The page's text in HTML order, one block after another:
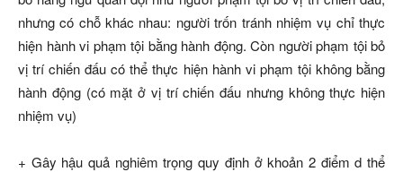
nhưng có chỗ khác nhau: người trốn tránh nhiệm vụ chỉ thực
hiện hành vi phạm tội bằng hành động. Còn người phạm tội bỏ
vị trí chiến đấu có thể thực hiện hành vi phạm tội không bằng
hành động (có mặt ở vị trí chiến đấu nhưng không thực hiện
nhiệm vụ)
+ Gây hậu quả nghiêm trọng quy định ở khoản 2 điểm d thể